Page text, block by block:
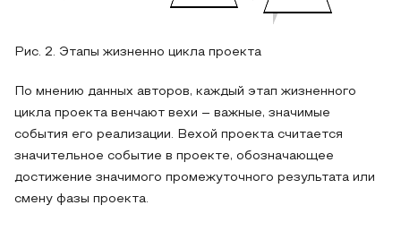
Рис. 2. Этапы жизненно цикла проекта
По мнению данных авторов, каждый этап жизненного
цикла проекта венчают вехи – важные, значимые
события его реализации. Вехой проекта считается
значительное событие в проекте, обозначающее
достижение значимого промежуточного результата или
смену фазы проекта.